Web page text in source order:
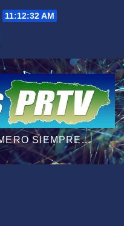
11:12:34 AM
SIEMPRE...